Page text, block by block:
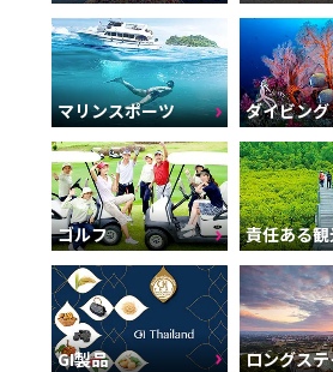
マリンスポーツ ダイビング
ゴルフ 責任ある観
GI製品 ロングステ